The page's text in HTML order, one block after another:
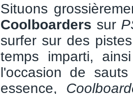
Situons
Coolboarders sur
surfer sur des
temps imparti,
l'occasion de
essence,